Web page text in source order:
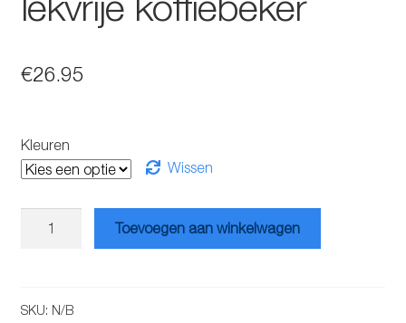
€26.95
Kleuren
Wissen
koffiebeker
Toevoegen aan winkelwagen
SKU: N/B